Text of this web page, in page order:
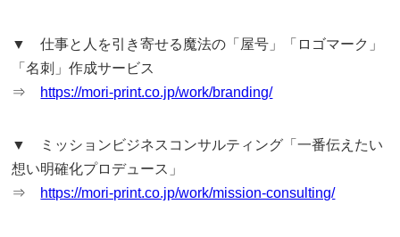
▼ 仕事と人を引き寄せる魔法の「屋号」「ロゴマーク」
「名刺」作成サービス
⇒ https://mori-print.co.jp/work/branding/
▼ ミッションビジネスコンサルティング「一番伝えたい
想い明確化プロデュース」
⇒ https://mori-print.co.jp/work/mission-consulting/